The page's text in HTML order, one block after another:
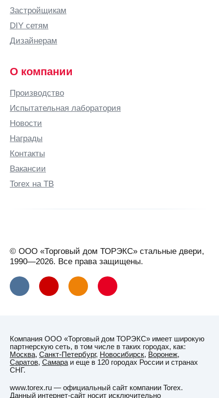
Воронежская
область
Воткинск
Всеволожск
Выборг
Выкса
Вырица
Выселки
Вязьма
Г
Горно-
Алтайск
Горячий
Ключ
Грозный
Губаха
Гуково
Д
Застройщикам
DIY сетям
Дизайнерам
О компании
Производство
Испытательная лаборатория
Новости
Награды
Контакты
Вакансии
Torex на ТВ
© ООО «Торговый дом ТОРЭКС» стальные двери,
1990—2026. Все права защищены.
Компания ООО «Торговый дом ТОРЭКС» имеет широкую
партнерскую сеть, в том числе в таких городах, как:
Москва, Санкт-Петербург, Новосибирск, Воронеж,
Саратов, Самара и еще в 120 городах России и странах
СНГ.
www.torex.ru — официальный сайт компании Torex.
Данный интернет-сайт носит исключительно